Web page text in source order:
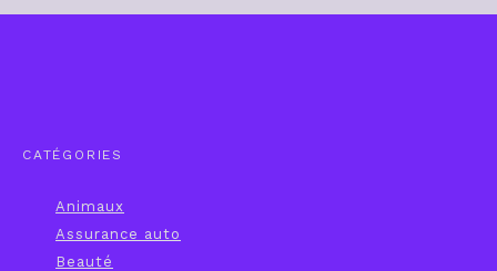
CATÉGORIES
Animaux
Assurance auto
Beauté